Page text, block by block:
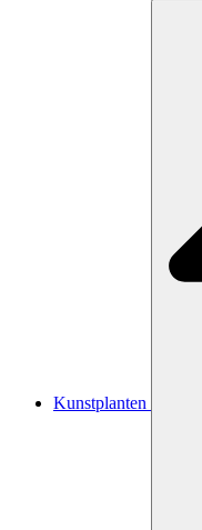
Kunstplanten